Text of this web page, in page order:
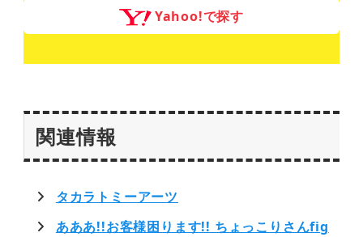
Yahoo!で探す
関連情報
タカラトミーアーツ
あああ!!お客様困ります!! ちょっこりさんfig